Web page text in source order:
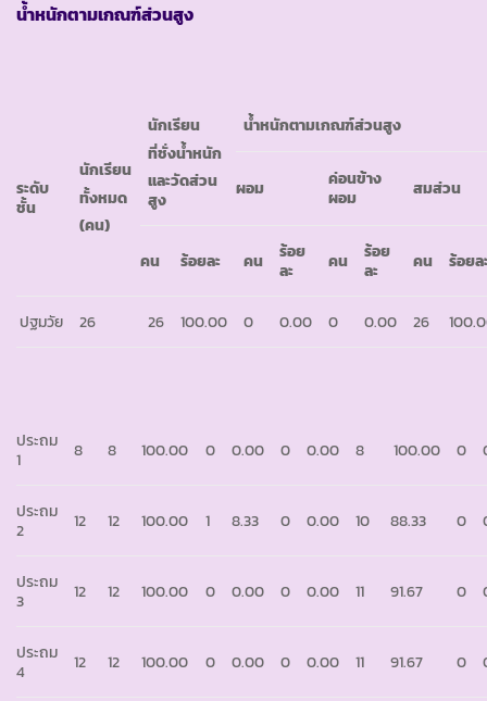
น้ำหนักตามเกณฑ์ส่วนสูง
ระดับ
ชั้น
นักเรียน
ทั้งหมด
(คน)
นักเรียน
ที่ชั่งน้ำหนัก
และวัดส่วน
สูง
น้ำหนักตามเกณฑ์ส่วนสูง
ผอม
ค่อนข้าง
ผอม
สมส่วน
คน ร้อยละ คน
ร้อย
ละ
คน
ร้อย
ละ
คน ร้อยล
ปฐมวัย 26 26 100.00 0 0.00 0 0.00 26
ประถม
1
8 8 100.00 0 0.00 0 0.00 8 100.00 0
ประถม
2
12 12 100.00 1 8.33 0 0.00 10 88.33 0
ประถม
3
12 12 100.00 0 0.00 0 0.00 11 91.67 0
ประถม
4
12 12 100.00 0 0.00 0 0.00 11 91.67 0